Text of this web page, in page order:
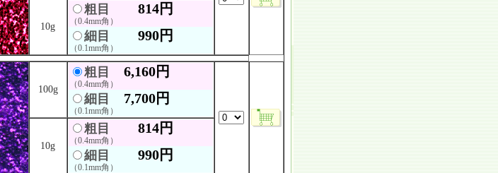
10g
粗目 814円
（0.4mm角）
細目 990円
（0.1mm角）
100g
粗目 6,160円
（0.4mm角）
細目 7,700円
（0.1mm角）
10g
粗目 814円
（0.4mm角）
細目 990円
（0.1mm角）